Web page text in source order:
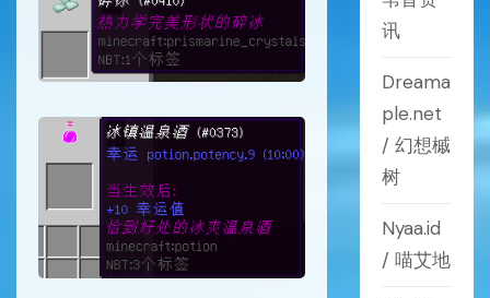
讯
Dreama
ple.net
/ 幻想槭
树
Nyaa.id
/ 喵艾地